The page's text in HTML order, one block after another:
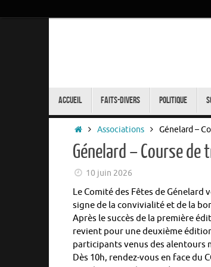
Accueil Faits-Divers Politique
Accueil
Associations Génelard –
Génelard – Course
10 juin 2026
Le Comité des Fêtes de
signe de la convivialité et de la
Après le succès de la première
revient pour une deuxième
participants venus des alentours
Dès 10h, rendez-vous en face du